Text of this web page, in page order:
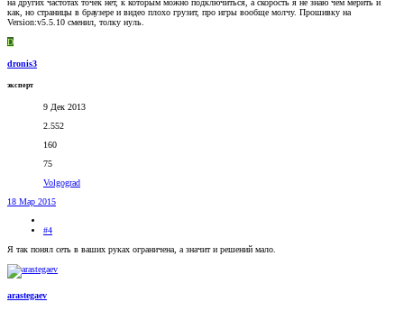
как, но страницы в браузере и видео плохо грузит, про игры вообще молчу. Прошивку на
Version:v5.5.10 сменил, толку нуль.
D
dronis3
эксперт
9 Дек 2013
2.552
160
75
Volgograd
18 Мар 2015
#4
Я так понял сеть в ваших руках ограничена, а значит и решений мало.
arastegaev